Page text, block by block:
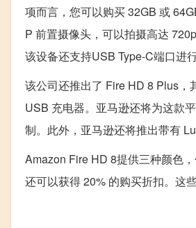
项而言，您可以购买 32GB 或
P 前置摄像头，可以拍摄高达
该设备还支持USB Type-C端口进
该公司还推出了 Fire HD 8 Plus，
USB 充电器。亚马逊还将为这款
制。此外，亚马逊还将推出带有
Amazon Fire HD 8提供三种颜色
还可以获得 20% 的购买折扣。这